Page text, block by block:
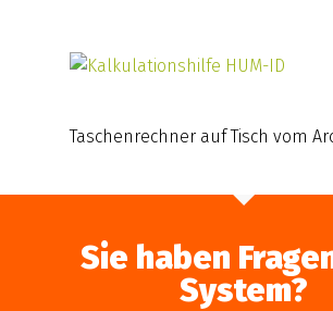
Taschenrechner auf Tisch vom
Sie haben
System?